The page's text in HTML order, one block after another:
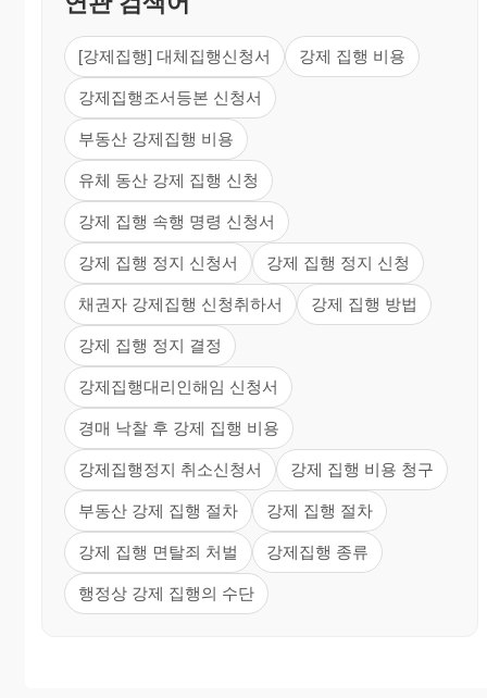
[강제집행] 대체집행신청서 강제 집행 비용
강제집행조서등본 신청서
부동산 강제집행 비용
유체 동산 강제 집행 신청
강제 집행 속행 명령 신청서
강제 집행 정지 신청서 강제 집행 정지 신청
채권자 강제집행 신청취하서 강제 집행 방법
강제 집행 정지 결정
강제집행대리인해임 신청서
경매 낙찰 후 강제 집행 비용
강제집행정지 취소신청서 강제 집행 비용 청구
부동산 강제 집행 절차 강제 집행 절차
강제 집행 면탈죄 처벌 강제집행 종류
행정상 강제 집행의 수단